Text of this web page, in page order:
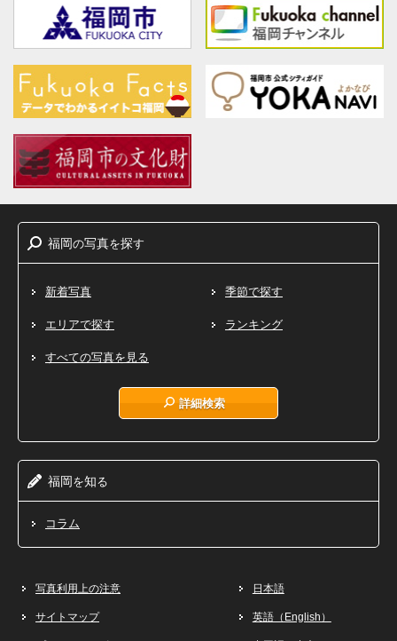
福岡の写真を探す
新着写真 季節で探す
エリアで探す ランキング
すべての写真を見る
詳細検索
福岡を知る
コラム
写真利用上の注意
サイトマップ
日本語
英語（English）